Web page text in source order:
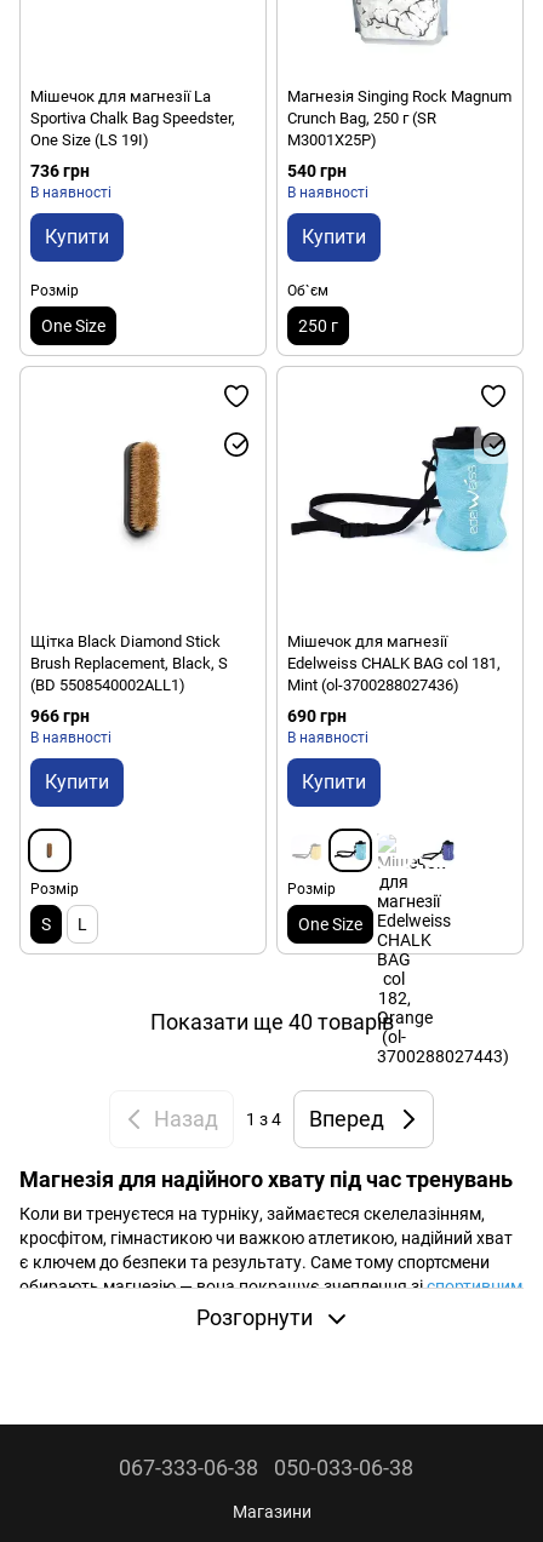
Мішечок для магнезії La
Sportiva Chalk Bag Speedster,
One Size (LS 19I)
736 грн
В наявності
Купити
Розмір
One Size
Магнезія Singing Rock Magnum
Crunch Bag, 250 г (SR
M3001X25P)
540 грн
В наявності
Купити
Об`єм
250 г
Щітка Black Diamond Stick
Brush Replacement, Black, S
(BD 5508540002ALL1)
966 грн
В наявності
Купити
Розмір
S L
Мішечок для магнезії
Edelweiss CHALK BAG col 181,
Mint (ol-3700288027436)
690 грн
В наявності
Купити
Розмір
One Size
Показати ще 40 товарів
Назад 1 з 4 Вперед
Магнезія для надійного хвату під час тренувань
Коли ви тренуєтеся на турніку, займаєтеся скелелазінням,
кросфітом, гімнастикою чи важкою атлетикою, надійний хват
є ключем до безпеки та результату. Саме тому спортсмени
обирають магнезію — вона покращує зчеплення зіспортивним
та допомагає зберігати сухість долонь навіть під
Переваги використання магнезії
Магнезія ефективно абсорбує вологу та піт, створюючи сухий і
Розгорнути
067-333-06-38 050-033-06-38
Магазини